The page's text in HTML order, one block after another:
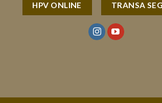
HPV ONLINE TRANSA